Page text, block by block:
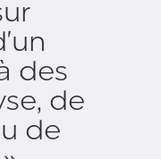
des
de
de